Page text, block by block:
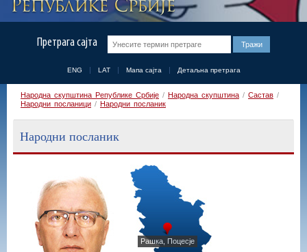
Претрага сајта
ENG LAT Мапа сајта Детаљна претрага
Народна скупштина Републике Србије / Народна скупштина / Састав /
Народни посланици / Народни посланик
Народни посланик
Рашка, Поцесје